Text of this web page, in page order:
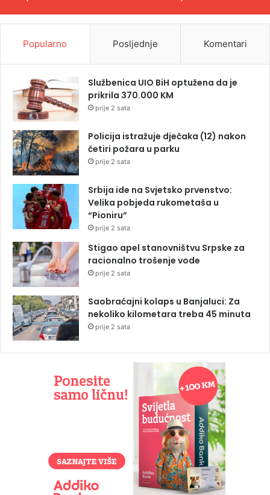
Popularno Posljednje Komentari
Službenica UIO BiH optužena da je
prikrila 370.000 KM
prije 2 sata
Policija istražuje dječaka (12) nakon
četiri požara u parku
prije 2 sata
Srbija ide na Svjetsko prvenstvo:
Velika pobjeda rukometaša u
“Pioniru”
prije 2 sata
Stigao apel stanovništvu Srpske za
racionalno trošenje vode
prije 2 sata
Saobraćajni kolaps u Banjaluci: Za
nekoliko kilometara treba 45 minuta
prije 2 sata